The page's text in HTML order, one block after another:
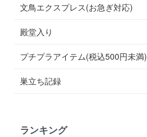
文鳥エクスプレス(お急ぎ対応)
殿堂入り
プチプラアイテム(税込500円未満)
巣立ち記録
ランキング